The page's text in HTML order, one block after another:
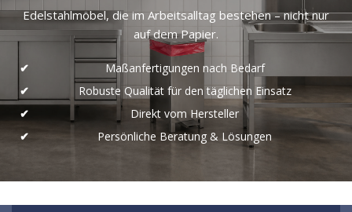
Edelstahlmöbel, die im Arbeitsalltag bestehen – nicht nur
auf dem Papier.
Maßanfertigungen nach Bedarf
Robuste Qualität für den täglichen Einsatz
Direkt vom Hersteller
Persönliche Beratung & Lösungen